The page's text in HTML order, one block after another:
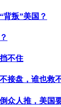
背叛”美国？
不住
接盘，谁也救
众人推，美国